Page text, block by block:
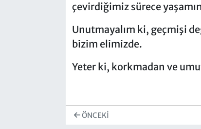
çevirdiğimiz sürece
Unutmayalım ki, geçmişi
bizim elimizde.
Yeter ki, korkmadan ve
ÖNCEKI